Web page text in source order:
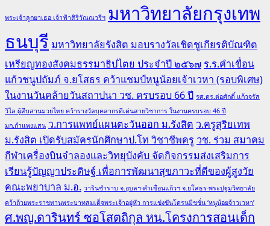
พระเจ้าลูกยาเธอ เจ้าฟ้าสิริวัณณวรีฯ มหาวิทยาลัยกรุงเทพ
ธนบุรี มหาวิทยาลัยรังสิต มอบรางวัลเชิดชูเกียรติบัณฑิต
เหรียญทองสังคมธรรมาธิปไตย ประจำปี ๒๕๖๗ ร.ร.คำเขื่อน
แก้วชนูปถัมภ์ จ.ยโสธร คว้าแชมป์หนูน้อยเจ้าเวหา (รอบพิเศษ)
ในงานวันคล้ายวันสถาปนา วช. ครบรอบ 66 ปี รศ.ดร.ต่อศักดิ์ แก้วจรัส
วิไล ผู้สืบสานมวยไทย คว้ารางวัลบุคลากรดีเด่นสายวิชาการ ในงานครบรอบ 46 ปี
มก.กำแพงแสน ว.การแพทย์แผนตะวันออก ม.รังสิต ว.ครูสุริยเทพ
ม.รังสิต เปิดรับสมัครนักศึกษาป.โท วิชาชีพครู วช. ร่วม สมาคม
กีฬาเครื่องบินจำลองและวิทยุบังคับ จัดกิจกรรมส่งเสริมการ
เรียนรู้ปัญญาประดิษฐ์ เพื่อการพัฒนาสุขภาวะที่ดีของผู้สูงวัย
คณะพยาบาล ม.อ. วารินชำราบ จ.อุบลฯ-คำเขื่อนแก้วฯ จ.ยโสธร-พระปฐมวิทยาลัย
คว้าถ้วยพระราชทานพระบาทสมเด็จพระเจ้าอยู่หัว การแข่งขันโดรนมิชชั่น ‘หนูน้อยจ้าวเวหา’
ศ.พญ.ดารินทร์ ซอโสตถิกุล หน.โครงการสอนเด็ก